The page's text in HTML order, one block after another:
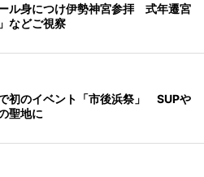
ル身につけ伊勢神宮参拝 式年遷宮
などご視察
初のイベント「市後浜祭」 SUPや
聖地に